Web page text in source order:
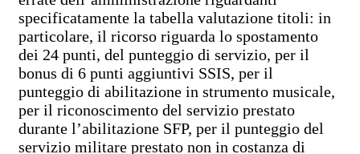
specificatamente la tabella valutazione titoli: in
particolare, il ricorso riguarda lo spostamento
dei 24 punti, del punteggio di servizio, per il
bonus di 6 punti aggiuntivi SSIS, per il
punteggio di abilitazione in strumento musicale,
per il riconoscimento del servizio prestato
durante l’abilitazione SFP, per il punteggio del
servizio militare prestato non in costanza di